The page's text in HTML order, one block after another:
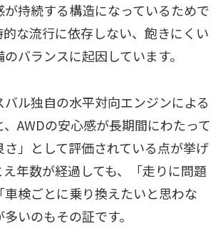
持続する構造になっているためで
的な流行に依存しない、飽きにくい
バランスに起因しています。
ル独自の水平対向エンジンによる
AWDの安心感が長期間にわたって
さ」として評価されている点が挙げ
年数が経過しても、「走りに問題
車検ごとに乗り換えたいと思わな
いのもその証です。